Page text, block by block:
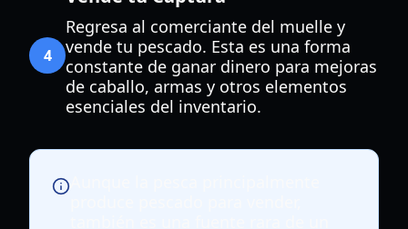
4
Regresa al comerciante del muelle y
vende tu pescado. Esta es una forma
constante de ganar dinero para mejoras
de caballo, armas y otros elementos
esenciales del inventario.